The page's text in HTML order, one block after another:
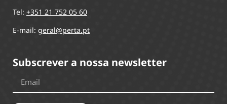
Tel: +351 21 752 05 60
E-mail: geral@perta.pt
Subscrever a nossa newsletter